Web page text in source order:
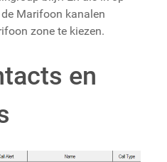
Marifoon kanalen
zone te kiezen.
en